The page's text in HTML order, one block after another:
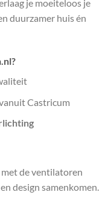
je moeiteloos je
duurzamer huis én
Castricum
de ventilatoren
design samenkomen.